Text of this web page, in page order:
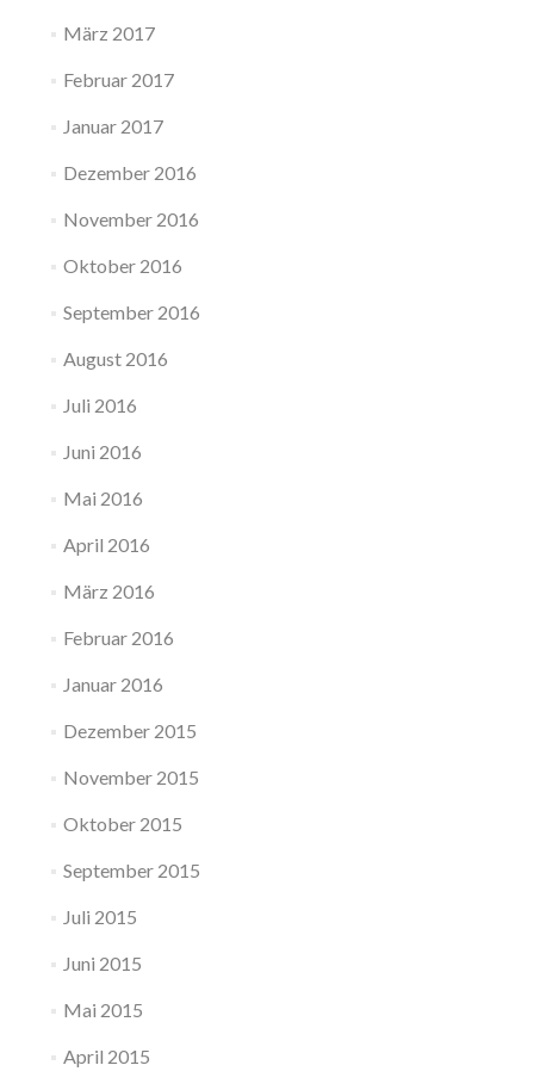
März 2017
Februar 2017
Januar 2017
Dezember 2016
November 2016
Oktober 2016
September 2016
August 2016
Juli 2016
Juni 2016
Mai 2016
April 2016
März 2016
Februar 2016
Januar 2016
Dezember 2015
November 2015
Oktober 2015
September 2015
Juli 2015
Juni 2015
Mai 2015
April 2015